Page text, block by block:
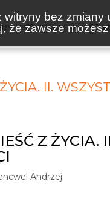
bez zmiany
że zawsze
WAKACJE
II.
Z ŻYCIA.
Andrzej